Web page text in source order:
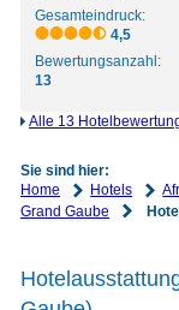
Gesamteindruck:
4,5
Bewertungsanzahl:
13
Alle 13
Sie sind hier:
Home
Hotels
Grand Gaube